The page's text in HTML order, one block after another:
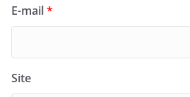
E-mail*
Site